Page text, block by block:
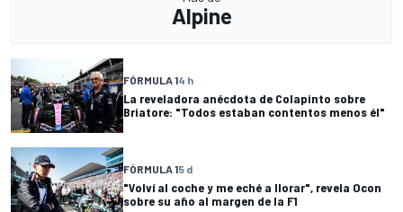
Alpine
FÓRMULA 14 h
La reveladora anécdota de Colapinto sobre
Briatore: "Todos estaban contentos menos él"
FÓRMULA 15 d
"Volví al coche y me eché a llorar", revela Ocon
sobre su año al margen de la F1